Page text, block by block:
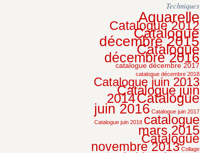
Techniques
Aquarelle
Catalogue 2012
Catalogue
décembre 2015
Catalogue
décembre 2016
catalogue décembre 2017
catalogue décembre 2018
Catalogue juin 2013
Catalogue juin
2014Catalogue
juin 2016 Catalogue juin 2017
Catalogue juin 2018 catalogue
mars 2015
Catalogue
novembre 2013 Collage